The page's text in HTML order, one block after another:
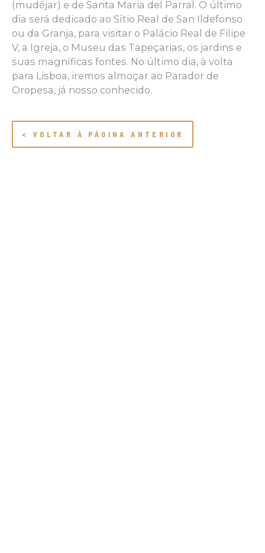
(mudéjar) e de Santa Maria del Parral. O último
dia será dedicado ao Sítio Real de San Ildefonso
ou da Granja, para visitar o Palácio Real de Filipe
V, a Igreja, o Museu das Tapeçarias, os jardins e
suas magníficas fontes. No último dia, à volta
para Lisboa, iremos almoçar ao Parador de
Oropesa, já nosso conhecido.
< VOLTAR À PÁGINA ANTERIOR